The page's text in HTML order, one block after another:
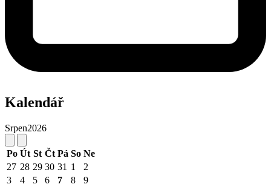
Kalendář
Srpen2026
Po Út St Čt Pá So Ne
27 28 29 30 31 1
2
3
4 5 6 7 8 9